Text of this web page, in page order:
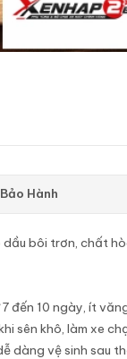
Hành
bôi trơn, chất
đến 10 ngày, ít
sên khô, làm xe
dàng vệ sinh sau